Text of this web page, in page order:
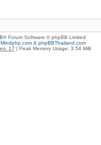
® Forum Software © phpBB Limited
Mindphp.com& phpBBThailand.com
17 | Peak Memory Usage: 3.54 MiB